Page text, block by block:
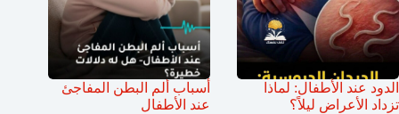
الدود عند الأطفال: لماذا
تزداد الأعراض ليلاً؟
أسباب ألم البطن المفاجئ
عند الأطفال